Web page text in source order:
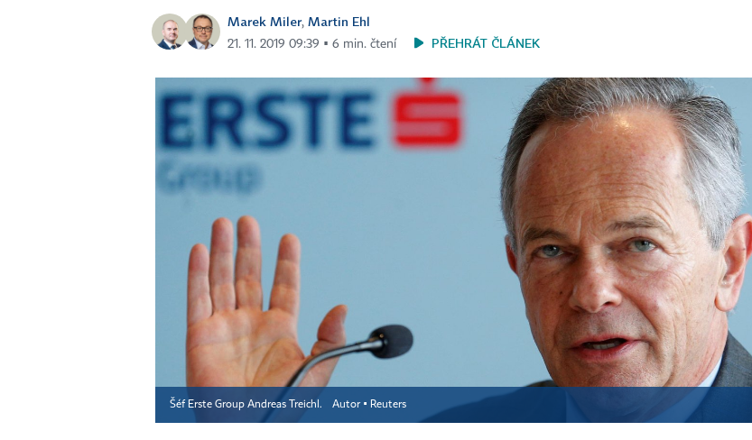
Marek Miler, Martin Ehl
21. 11. 2019 09:39 ▪ 6 min. čtení PŘEHRÁT ČLÁNEK
Šéf Erste Group Andreas Treichl. Autor ▪ Reuters